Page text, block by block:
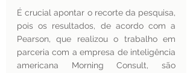
É crucial apontar o recorte da pesquisa,
pois os resultados, de acordo com a
Pearson, que realizou o trabalho em
parceria com a empresa de inteligência
americana Morning Consult, são